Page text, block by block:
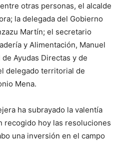
otras personas, el alcalde
la delegada del Gobierno
Martín; el secretario
y Alimentación, Manuel
Ayudas Directas y de
delegado territorial de
Mena.
ha subrayado la valentía
recogido hoy las resoluciones
una inversión en el campo